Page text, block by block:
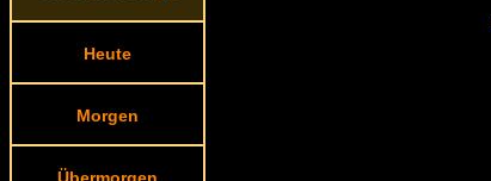
Heute
Morgen